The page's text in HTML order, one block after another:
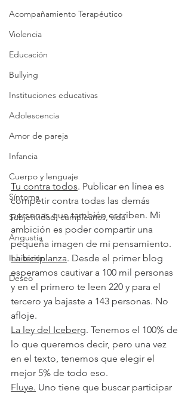
Acompañamiento Terapéutico
Violencia
Educación
Bullying
Instituciones educativas
Adolescencia
Amor de pareja
Infancia
Cuerpo y lenguaje
Síntoma
Subjetividad, cumpleaños, vida
Angustia
Inhibición
Deseo
Tu contra todos. Publicar en línea es
competir contra todas las demás
personas que también escriben. Mi
ambición es poder compartir una
pequeña imagen de mi pensamiento.
La templanza. Desde el primer blog
esperamos cautivar a 100 mil personas
y en el primero te leen 220 y para el
tercero ya bajaste a 143 personas. No
afloje.
La ley del Iceberg. Tenemos el 100% de
lo que queremos decir, pero una vez
en el texto, tenemos que elegir el
mejor 5% de todo eso.
Fluye. Uno tiene que buscar participar